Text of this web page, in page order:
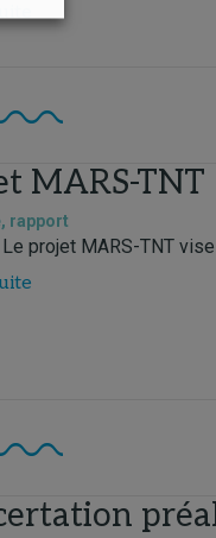
MARS-TNT
rapport
projet MARS-TNT